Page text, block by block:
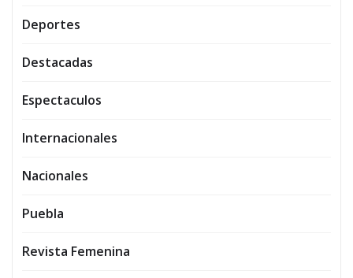
Deportes
Destacadas
Espectaculos
Internacionales
Nacionales
Puebla
Revista Femenina